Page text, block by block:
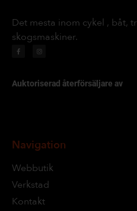
Det mesta inom cykel , båt,
skogsmaskiner.
Auktoriserad återförsäljare av
Navigation
Webbutik
Verkstad
Kontakt